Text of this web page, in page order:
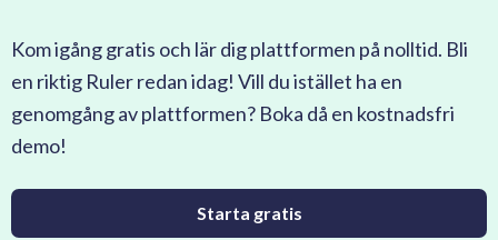
Kom igång gratis och lär dig plattformen på nolltid. Bli
en riktig Ruler redan idag! Vill du istället ha en
genomgång av plattformen? Boka då en kostnadsfri
demo!
Starta gratis